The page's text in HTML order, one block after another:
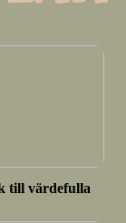
till värdefulla